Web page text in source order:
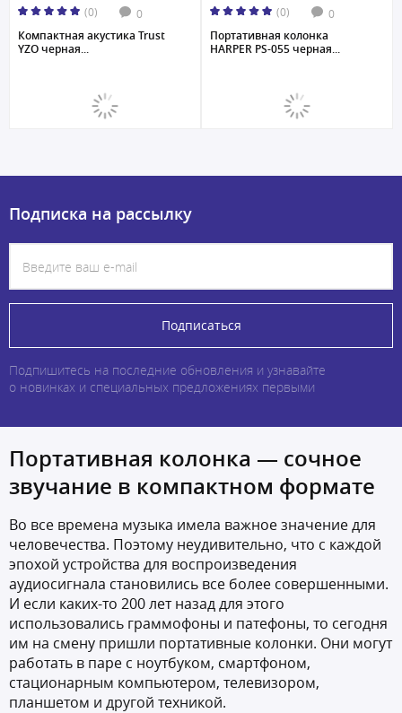
(0) 0
Компактная акустика Trust
YZO черная...
(0) 0
Портативная колонка
HARPER PS-055 черная...
Подписка на рассылку
Подписаться
Подпишитесь на последние обновления и узнавайте
о новинках и специальных предложениях первыми
Портативная колонка — сочное
звучание в компактном формате
Во все времена музыка имела важное значение для
человечества. Поэтому неудивительно, что с каждой
эпохой устройства для воспроизведения
аудиосигнала становились все более совершенными.
И если каких-то 200 лет назад для этого
использовались граммофоны и патефоны, то сегодня
им на смену пришли портативные колонки. Они могут
работать в паре с ноутбуком, смартфоном,
стационарным компьютером, телевизором,
планшетом и другой техникой.